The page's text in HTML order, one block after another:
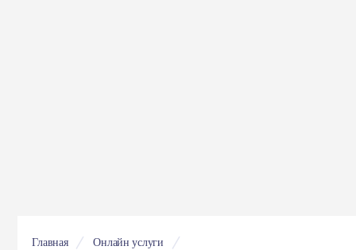
Главная
Онлайн услуги